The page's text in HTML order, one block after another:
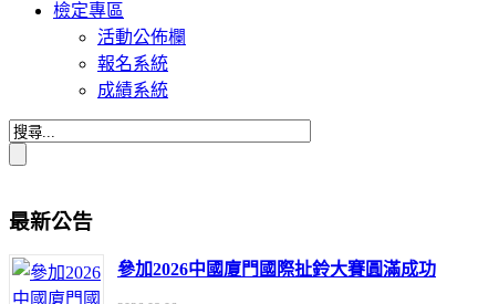
檢定專區
活動公佈欄
報名系統
成績系統
最新公告
參加2026中國廈門國際扯鈴大賽圓滿成功